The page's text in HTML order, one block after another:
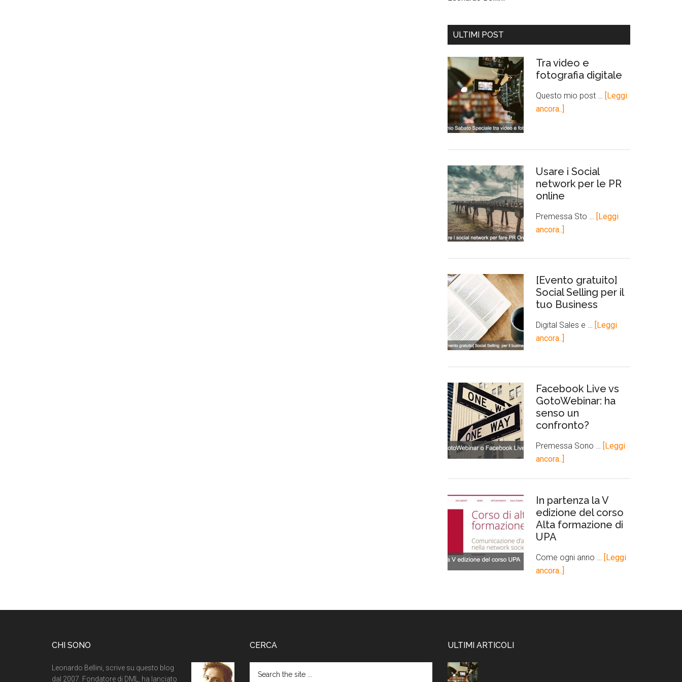
ULTIMI POST
Tra video e
fotografia digitale
Questo mio post …
[Leggi
ancora..]
Usare i Social
network per le PR
online
Premessa Sto …
[Leggi
ancora..]
[Evento gratuito]
Social Selling per il
tuo Business
Digital Sales e …
[Leggi
ancora..]
Facebook Live vs
GotoWebinar: ha
senso un
confronto?
Premessa Sono …
[Leggi
ancora..]
In partenza la V
edizione del corso
Alta formazione di
UPA
Come ogni anno …
[Leggi
ancora..]
CHI SONO
Leonardo Bellini, scrive su questo blog
dal 2007. Fondatore di DML, ha lanciato
CERCA ULTIMI ARTICOLI